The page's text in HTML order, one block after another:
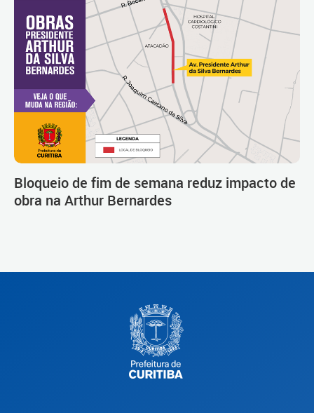
Bloqueio de fim de semana reduz impacto de
obra na Arthur Bernardes